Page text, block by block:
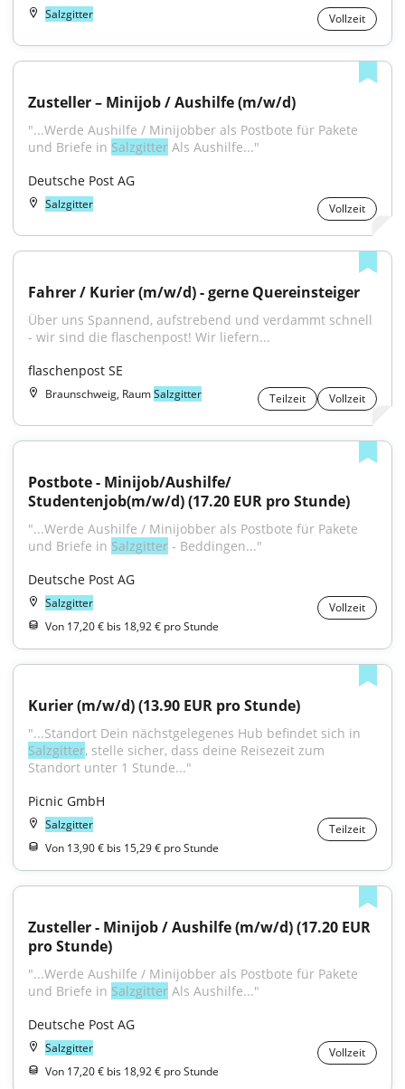
Salzgitter Vollzeit
Zusteller – Minijob / Aushilfe (m/w/d)
"...Werde Aushilfe / Minijobber als Postbote für Pakete
und Briefe in Salzgitter Als Aushilfe..."
Deutsche Post AG
Salzgitter Vollzeit
Fahrer / Kurier (m/w/d) - gerne Quereinsteiger
Über uns Spannend, aufstrebend und verdammt schnell
- wir sind die flaschenpost! Wir liefern...
flaschenpost SE
Braunschweig, RaumSalzgitter Teilzeit Vollzeit
Postbote - Minijob/Aushilfe/
Studentenjob(m/w/d) (17.20 EUR pro Stunde)
"...Werde Aushilfe / Minijobber als Postbote für Pakete
und Briefe in Salzgitter - Beddingen..."
Deutsche Post AG
Salzgitter
Vollzeit
Von 17,20 € bis 18,92 € pro Stunde
Kurier (m/w/d) (13.90 EUR pro Stunde)
Salzgitter, stelle sicher, dass deine Reisezeit zum
Standort unter 1 Stunde..."
Picnic GmbH
Salzgitter
Teilzeit
Von 13,90 € bis 15,29 € pro Stunde
Zusteller - Minijob / Aushilfe (m/w/d) (17.20 EUR
pro Stunde)
"...Werde Aushilfe / Minijobber als Postbote für Pakete
und Briefe in Salzgitter Als Aushilfe..."
Deutsche Post AG
Salzgitter
Vollzeit
Von 17,20 € bis 18,92 € pro Stunde